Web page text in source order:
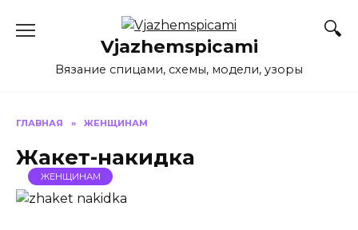
Vjazhemspicami
Вязание спицами, схемы, модели, узоры
ГЛАВНАЯ » ЖЕНЩИНАМ
Жакет-накидка
ЖЕНЩИНАМ